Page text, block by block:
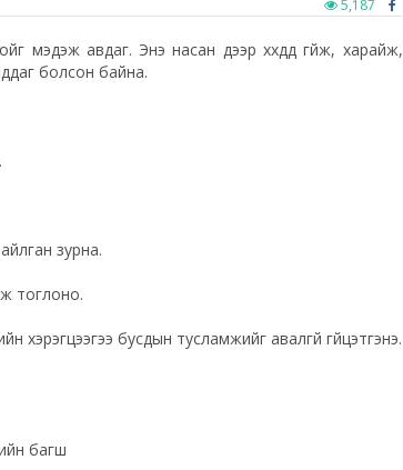
5,187
авдаг. Энэ насан дээр хүүхдүүд гүйж, харайж,
болсон байна.
зурна.
тоглоно.
хэрэгцээгээ бусдын тусламжийг авалгүй гүйцэтгэнэ.
багш